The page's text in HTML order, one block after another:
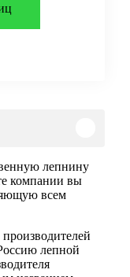
лепнину
компании вы
всем
лепной